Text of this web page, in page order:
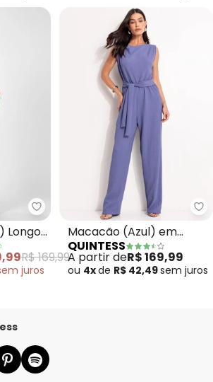
Quintess - Macacão (Verde)
Longo
R$ 169,99
juros
Macacão (Azul) em
Malha Texturizada
QUINTESS
A partir deR$ 169,99
ou 4xde R$ 42,49sem juros